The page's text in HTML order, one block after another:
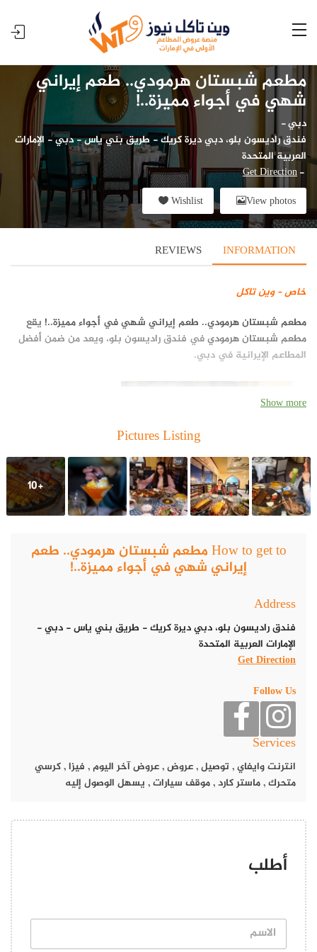
مطعم شبستان هرمودي.. طعم إيراني
شهي في أجواء مميزة..!
دبي-
فندق راديسون بلو، دبي ديرة كريك - طريق بني ياس - دبي - الإمارات
العربية المتحدة
-
Get Direction
View photos
Wishlist
INFORMATION
REVIEWS
خاص – وين تاكل
مطعم شبستان هرمودي.. طعم إيراني شهي في أجواء مميزة..! يقع
مطعم شبستان هرموديفي فندق راديسون بلو، ويعد من ضمن أفضل
المطاعم الإيرانية في دبي.
Show more
Pictures Listing
+10
How to get to مطعم شبستان هرمودي.. طعم
إيراني شهي في أجواء مميزة..!
Address
فندق راديسون بلو، دبي ديرة كريك - طريق بني ياس - دبي -
الإمارات العربية المتحدة
Get Direction
Follow Us
Services
انترنت وايفاي, توصيل,عروض,عروض آخر اليوم, فيزا,كرسي
متحرك,ماستر كارد,موقف سيارات, يسهل الوصول إليه
أطلب
ا